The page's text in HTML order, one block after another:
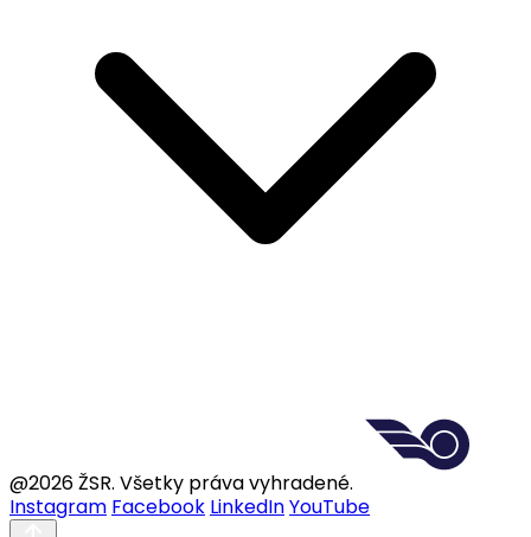
@2026 ŽSR. Všetky práva vyhradené.
Instagram Facebook LinkedInYouTube